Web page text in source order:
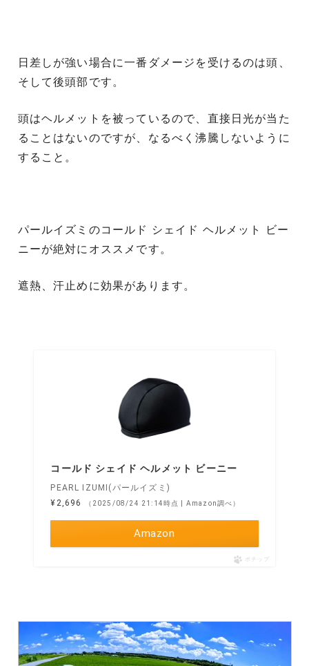
日差しが強い場合に一番ダメージを受けるのは頭、
そして後頭部です。
頭はヘルメットを被っているので、直接日光が当た
ることはないのですが、なるべく沸騰しないように
すること。
パールイズミのコールド シェイド ヘルメット ビー
ニーが絶対にオススメです。
遮熱、汗止めに効果があります。
コールド シェイド ヘルメット ビーニー
PEARL IZUMI(パールイズミ)
¥2,696
（2025/08/24 21:14時点 | Amazon調べ）
Amazon
ポチップ